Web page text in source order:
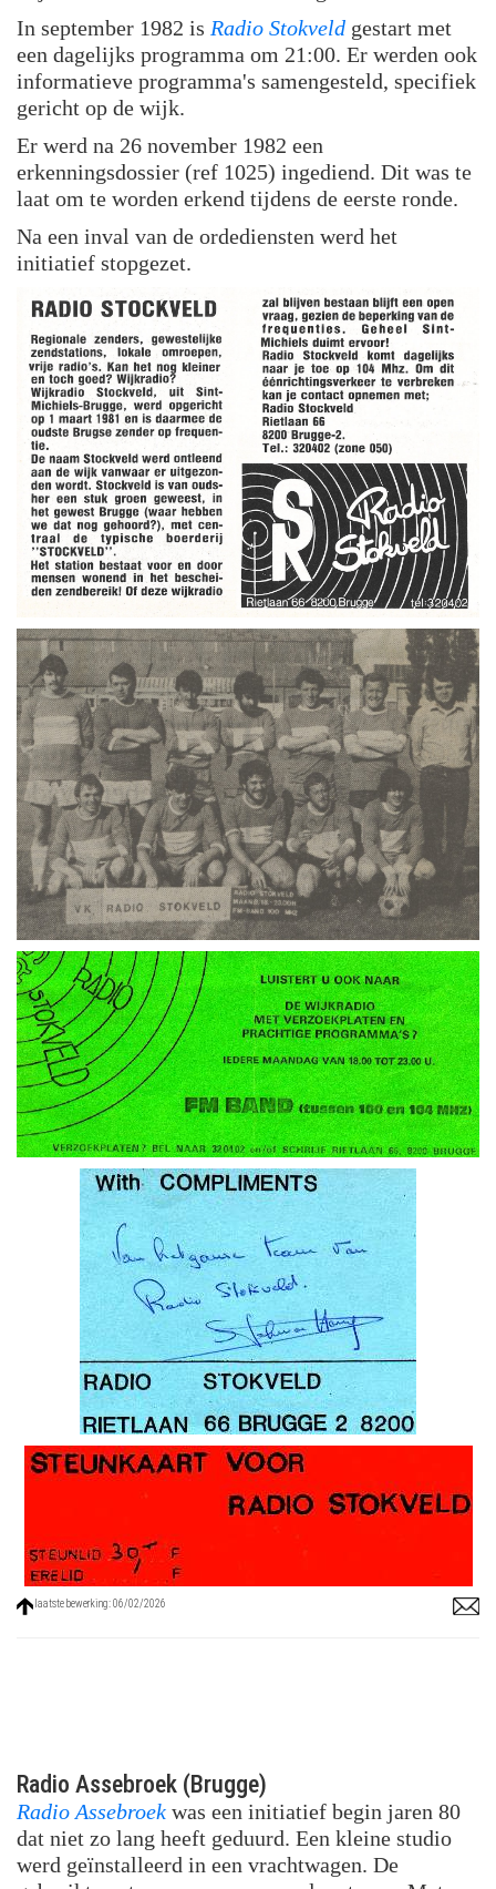
In september 1982 is Radio Stokveld gestart met
een dagelijks programma om 21:00. Er werden ook
informatieve programma's samengesteld, specifiek
gericht op de wijk.
Er werd na 26 november 1982 een
erkenningsdossier (ref 1025) ingediend. Dit was te
laat om te worden erkend tijdens de eerste ronde.
Na een inval van de ordediensten werd het
initiatief stopgezet.
laatste bewerking: 06/02/2026
Radio Assebroek (Brugge)
Radio Assebroek was een initiatief begin jaren 80
dat niet zo lang heeft geduurd. Een kleine studio
werd geïnstalleerd in een vrachtwagen. De